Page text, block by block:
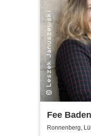
Fee
ganz groß
Ronnenberg,